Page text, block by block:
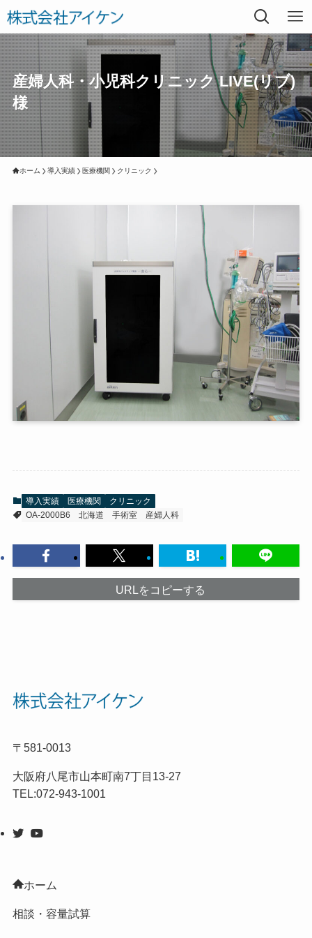
産婦人科・小児科クリニック LIVE(リブ)
様
ホーム 導入実績 医療機関 クリニック
導入実績 医療機関
クリニック
OA-2000B6
北海道 手術室 産婦人科
URLをコピーする
〒581-0013
大阪府八尾市山本町南7丁目13-27
TEL:072-943-1001
ホーム
相談・容量試算